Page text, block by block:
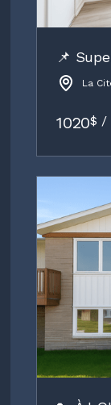
📌
La
1020$ /